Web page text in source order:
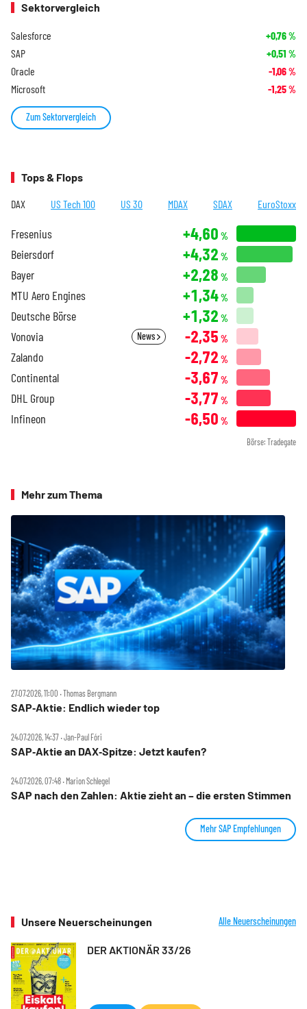
Sektorvergleich
Salesforce +0,76%
SAP +0,51 %
Oracle -1,06%
Microsoft -1,25%
Zum Sektorvergleich
Tops & Flops
DAX US Tech 100 US 30 MDAX SDAX EuroStoxx
Fresenius +4,60 %
Beiersdorf +4,32 %
Bayer +2,28 %
MTU Aero Engines +1,34%
Deutsche Börse +1,32 %
Vonovia News -2,35 %
Zalando -2,72 %
Continental -3,67 %
DHL Group -3,77 %
Infineon -6,50 %
Börse: Tradegate
Mehr zum Thema
27.07.2026, 11:00 ‧ Thomas Bergmann
SAP‑Aktie: Endlich wieder top
24.07.2026, 14:37 ‧ Jan-Paul Fóri
SAP‑Aktie an DAX‑Spitze: Jetzt kaufen?
24.07.2026, 07:48 ‧ Marion Schlegel
SAP nach den Zahlen: Aktie zieht an – die ersten Stimmen
Mehr SAP Empfehlungen
Unsere Neuerscheinungen Alle Neuerscheinungen
DER AKTIONÄR 33/26